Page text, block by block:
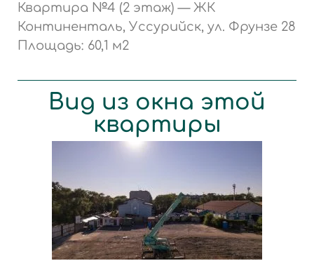
Квартира №4 (2 этаж) — ЖК
Континенталь, Уссурийск, ул. Фрунзе 28
Площадь: 60,1 м2
Вид из окна этой
квартиры